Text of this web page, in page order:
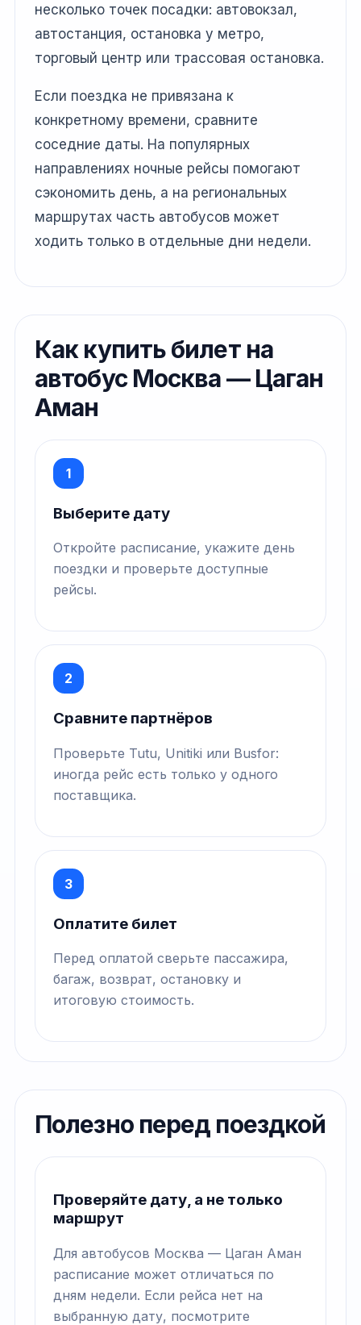
несколько точек посадки: автовокзал,
автостанция, остановка у метро,
торговый центр или трассовая остановка.
Если поездка не привязана к
конкретному времени, сравните
соседние даты. На популярных
направлениях ночные рейсы помогают
сэкономить день, а на региональных
маршрутах часть автобусов может
ходить только в отдельные дни недели.
Как купить билет на
автобус Москва — Цаган
Аман
1
Выберите дату
Откройте расписание, укажите день
поездки и проверьте доступные
рейсы.
2
Сравните партнёров
Проверьте Tutu, Unitiki или Busfor:
иногда рейс есть только у одного
поставщика.
3
Оплатите билет
Перед оплатой сверьте пассажира,
багаж, возврат, остановку и
итоговую стоимость.
Полезно перед поездкой
Проверяйте дату, а не только
маршрут
Для автобусов Москва — Цаган Аман
расписание может отличаться по
дням недели. Если рейса нет на
выбранную дату, посмотрите